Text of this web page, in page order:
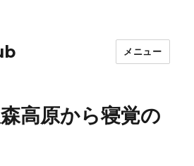
メニュー
高原から寝覚の